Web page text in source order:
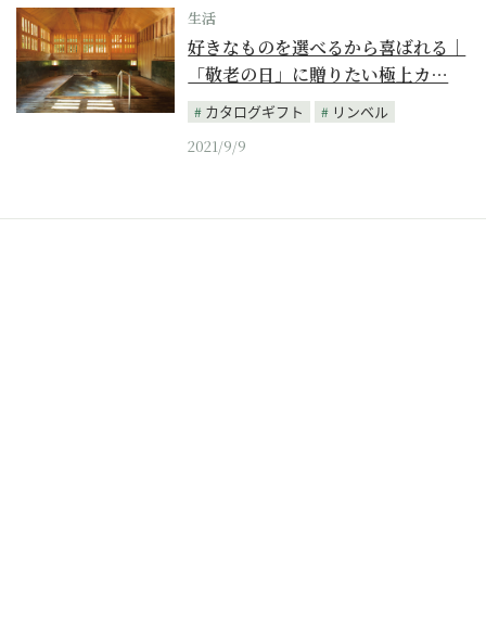
生活
好きなものを選べるから喜ばれる｜
「敬老の日」に贈りたい極上カ…
カタログギフト
リンベル
2021/9/9